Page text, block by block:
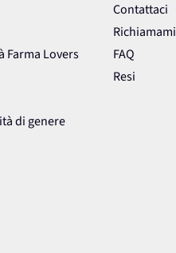
Farma Lovers
di genere
Contattaci
Richiamami
FAQ
Resi